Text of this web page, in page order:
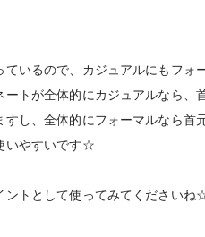
いるので、カジュアルにもフォ
トが全体的にカジュアルなら、
し、全体的にフォーマルなら首
いやすいです☆
ントとして使ってみてくださいね